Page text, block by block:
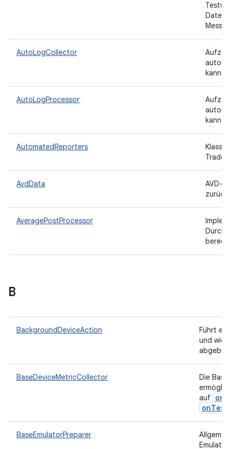
AutoLogCollector
kann.
AutoLogProcessor
kann.
AutomatedReporters
AvdData
AVD-
AveragePostProcessor
B
BackgroundDeviceAction
Führt
und
BaseDeviceMetricCollector
Die
auf
BaseEmulatorPreparer